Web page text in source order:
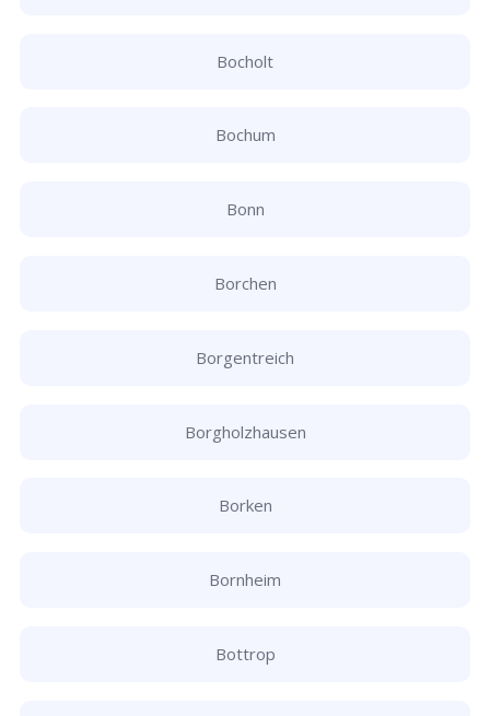
Bocholt
Bochum
Bonn
Borchen
Borgentreich
Borgholzhausen
Borken
Bornheim
Bottrop